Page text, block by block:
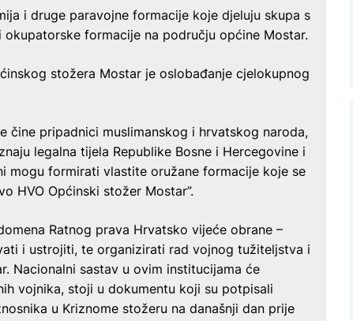
i druge paravojne formacije koje djeluju skupa s
formacije na području općine Mostar.
stožera Mostar je oslobađanje cjelokupnog
čine pripadnici muslimanskog i hrvatskog naroda,
legalna tijela Republike Bosne i Hercegovine i
mogu formirati vlastite oružane formacije koje se
HVO Općinski stožer Mostar”.
Ratnog prava Hrvatsko vijeće obrane –
i ustrojiti, te organizirati rad vojnog tužiteljstva i
Nacionalni sastav u ovim institucijama će
vojnika, stoji u dokumentu koji su potpisali
u Kriznome stožeru na današnji dan prije